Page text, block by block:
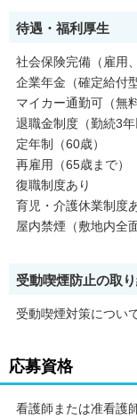
・厚生年金あり
・労災保険あり
待遇・福利厚生
社会保険完備（雇用
企業年金（確定給付型
マイカー通勤可（無
退職金制度（勤続3年
定年制（60歳）
再雇用（65歳まで）
復職制度あり
育児・介護休業制度
屋内禁煙（敷地内全
受動喫煙防止の取
受動喫煙対策につい
応募資格
看護師または准看護